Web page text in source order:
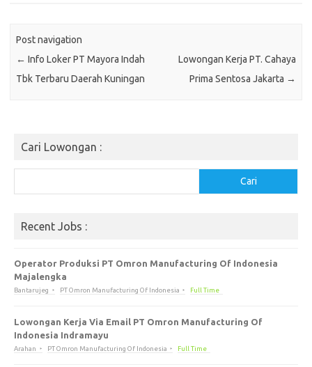
Post navigation
← Info Loker PT Mayora Indah
Tbk Terbaru Daerah Kuningan
Lowongan Kerja PT. Cahaya
Prima Sentosa Jakarta →
Cari Lowongan :
Cari
Recent Jobs :
Operator Produksi PT Omron Manufacturing Of Indonesia
Majalengka
Bantarujeg PT Omron Manufacturing Of Indonesia Full Time
Lowongan Kerja Via Email PT Omron Manufacturing Of
Indonesia Indramayu
Arahan PT Omron Manufacturing Of Indonesia Full Time